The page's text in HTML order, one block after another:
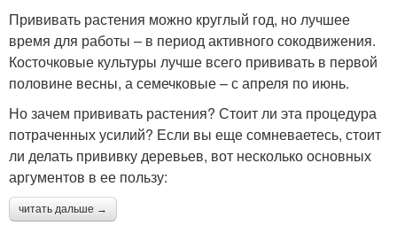
Прививать растения можно круглый год, но лучшее
время для работы – в период активного сокодвижения.
Косточковые культуры лучше всего прививать в первой
половине весны, а семечковые – с апреля по июнь.
Но зачем прививать растения? Стоит ли эта процедура
потраченных усилий? Если вы еще сомневаетесь, стоит
ли делать прививку деревьев, вот несколько основных
аргументов в ее пользу:
читать дальше →